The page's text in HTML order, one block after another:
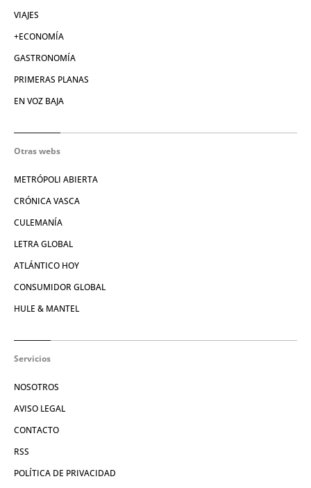
VIAJES
+ECONOMÍA
GASTRONOMÍA
PRIMERAS PLANAS
EN VOZ BAJA
Otras webs
METRÓPOLI ABIERTA
CRÓNICA VASCA
CULEMANÍA
LETRA GLOBAL
ATLÁNTICO HOY
CONSUMIDOR GLOBAL
HULE & MANTEL
Servicios
NOSOTROS
AVISO LEGAL
CONTACTO
RSS
POLÍTICA DE PRIVACIDAD